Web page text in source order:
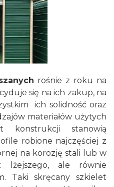
rośnie z roku na
się na ich zakup, na
ich solidność oraz
materiałów użytych
konstrukcji stanowią
robione najczęściej z
na korozję stali lub w
lżejszego, ale równie
Taki skręcany szkielet